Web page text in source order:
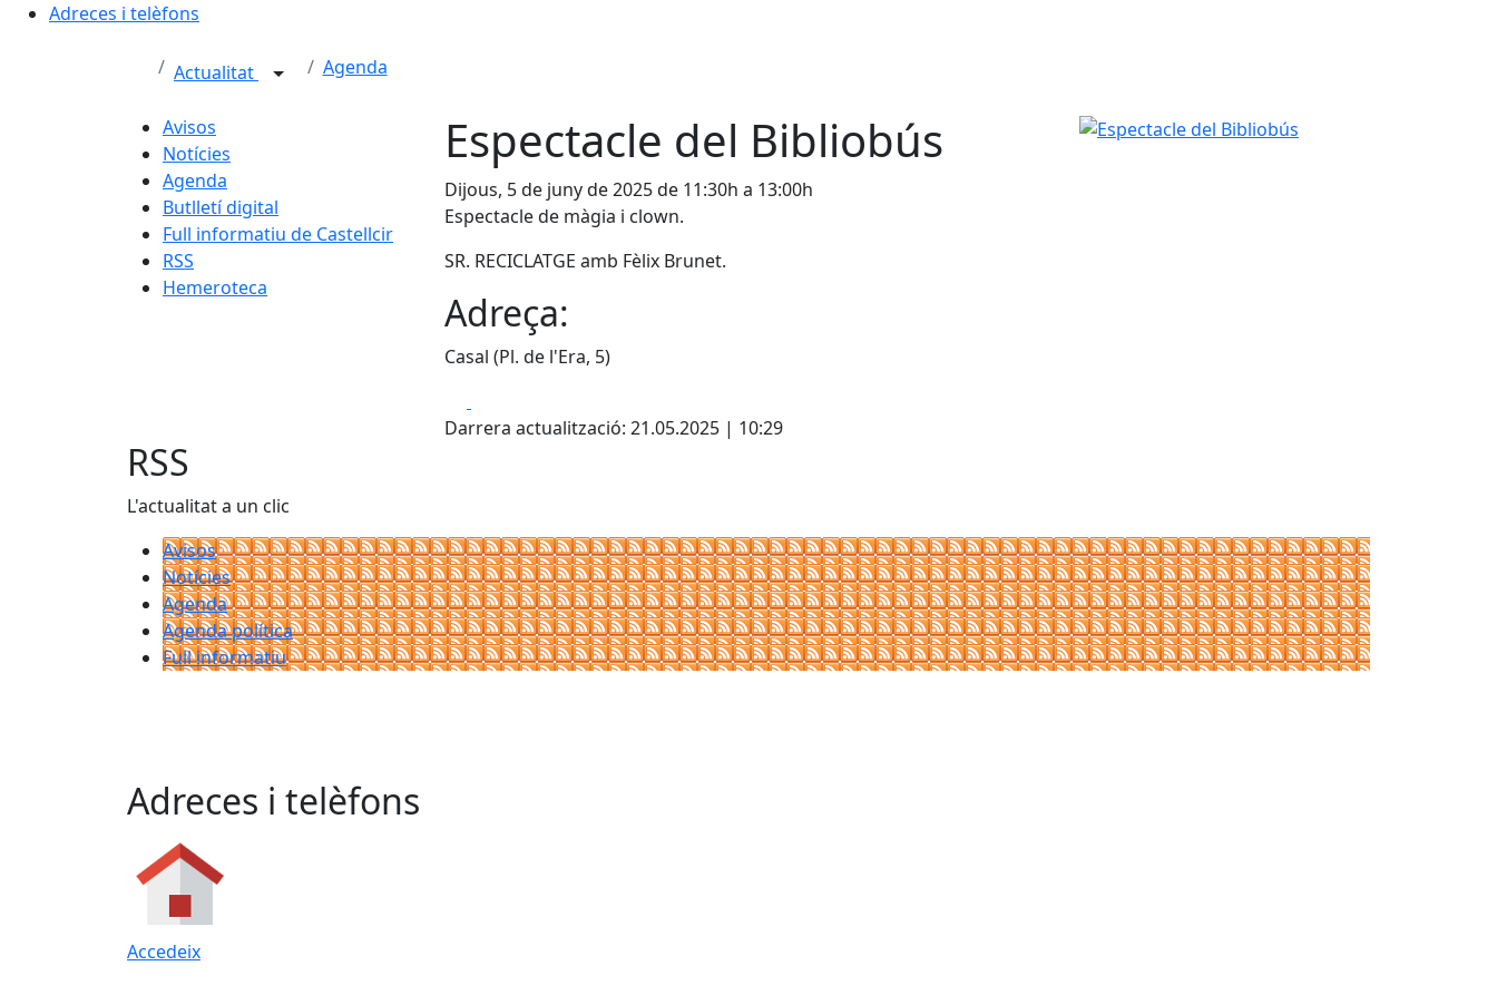
Adreces i telèfons
Actualitat Agenda
Avisos
Notícies
Agenda
Butlletí digital
Full informatiu de Castellcir
RSS
Hemeroteca
Espectacle del Bibliobús
Dijous, 5 de juny de 2025 de 11:30h a 13:00h
Espectacle de màgia i clown.
SR. RECICLATGE amb Fèlix Brunet.
Adreça:
Casal (Pl. de l'Era, 5)
Darrera actualització: 21.05.2025 | 10:29
Espectacle del Bibliobús
RSS
L'actualitat a un clic
Avisos
Notícies
Agenda
Agenda política
Full informatiu
Adreces i telèfons
Accedeix